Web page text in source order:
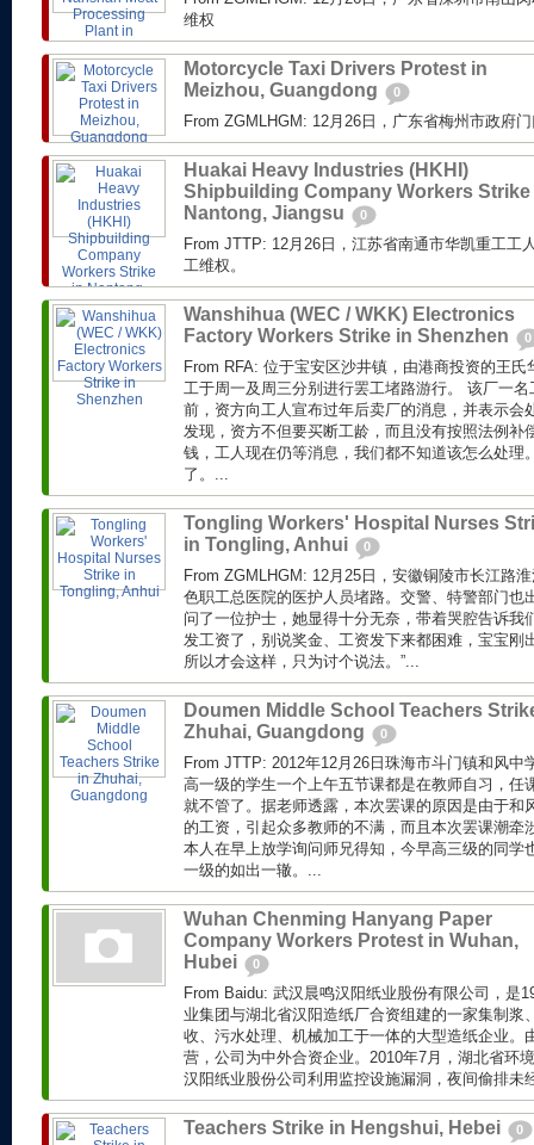
维权
Motorcycle Taxi Drivers Protest in
Meizhou, Guangdong
0
From ZGMLHGM: 12月26日，广东省梅州市政府
Huakai Heavy Industries (HKHI)
Shipbuilding Company Workers Strike
Nantong, Jiangsu
0
From JTTP: 12月26日，江苏省南通市华凯重工工
工维权。
Wanshihua (WEC / WKK) Electronics
Factory Workers Strike in Shenzhen
0
From RFA: 位于宝安区沙井镇，由港商投资的王
工于周一及周三分别进行罢工堵路游行。 该厂一
前，资方向工人宣布过年后卖厂的消息，并表示会
发现，资方不但要买断工龄，而且没有按照法例补
钱，工人现在仍等消息，我们都不知道该怎么处理
了。...
Tongling Workers' Hospital Nurses
in Tongling, Anhui
0
From ZGMLHGM: 12月25日，安徽铜陵市长江路
色职工总医院的医护人员堵路。交警、特警部门也
问了一位护士，她显得十分无奈，带着哭腔告诉我
发工资了，别说奖金、工资发下来都困难，宝宝刚
所以才会这样，只为讨个说法。”...
Doumen Middle School Teachers
Zhuhai, Guangdong
0
From JTTP: 2012年12月26日珠海市斗门镇和风中
高一级的学生一个上午五节课都是在教师自习，任
就不管了。据老师透露，本次罢课的原因是由于和
的工资，引起众多教师的不满，而且本次罢课潮牵
本人在早上放学询问师兄得知，今早高三级的同学
一级的如出一辙。...
Wuhan Chenming Hanyang Paper
Company Workers Protest in Wuhan,
Hubei
0
From Baidu: 武汉晨鸣汉阳纸业股份有限公司，是
业集团与湖北省汉阳造纸厂合资组建的一家集制浆
收、污水处理、机械加工于一体的大型造纸企业。
营，公司为中外合资企业。2010年7月，湖北省环
汉阳纸业股份公司利用监控设施漏洞，夜间偷排未
Teachers Strike in Hengshui, Hebei 0